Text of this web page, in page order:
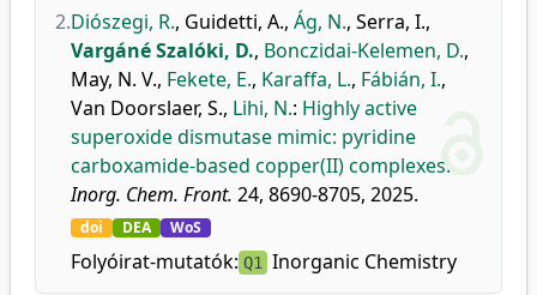
2.Diószegi, R., Guidetti, A., Ág, N., Serra, I.,
Vargáné Szalóki, D., Bonczidai-Kelemen, D.,
May, N. V., Fekete, E., Karaffa, L., Fábián, I.,
Van Doorslaer, S., Lihi, N.: Highly active
superoxide dismutase mimic: pyridine
carboxamide-based copper(II) complexes.
Inorg. Chem. Front. 24, 8690-8705, 2025.
doi DEA WoS
Folyóirat-mutatók: Q1 Inorganic Chemistry